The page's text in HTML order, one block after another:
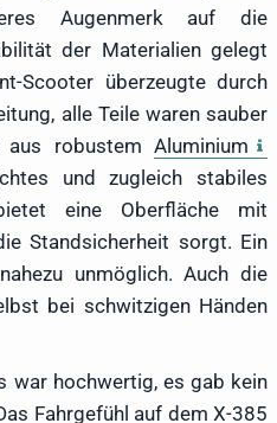
Augenmerk auf die
der Materialien gelegt
Scooter überzeugte durch
alle Teile waren sauber
aus robustem Aluminium
und zugleich stabiles
eine Oberfläche mit
Standsicherheit sorgt. Ein
unmöglich. Auch die
bei schwitzigen Händen
war hochwertig, es gab kein
Fahrgefühl auf dem X-385